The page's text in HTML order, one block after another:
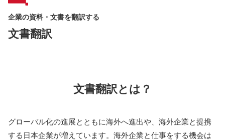
企業の資料・文書を翻訳する
文書翻訳
文書翻訳とは？
グローバル化の進展とともに海外へ進出や、海外企業と提携
する日本企業が増えています。海外企業と仕事をする機会は